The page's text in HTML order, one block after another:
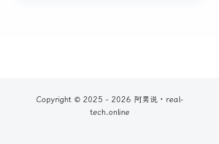
Copyright © 2025 - 2026 阿男说 · real-
tech.online